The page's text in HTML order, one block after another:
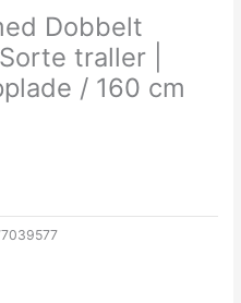
Dobbelt
traller |
/ 160 cm